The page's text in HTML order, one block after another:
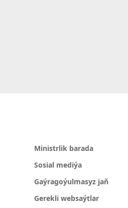
Ministrlik barada
Sosial mediýa
Gaýragoýulmasyz jaň
Gerekli websaýtlar